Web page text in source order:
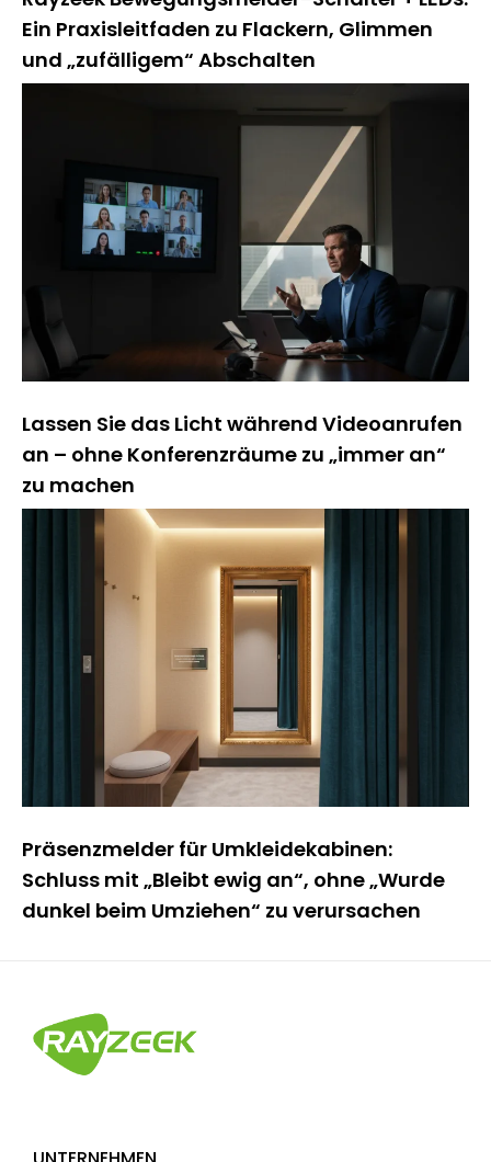
Ein Praxisleitfaden zu Flackern, Glimmen
und „zufälligem“ Abschalten
Lassen Sie das Licht während Videoanrufen
an – ohne Konferenzräume zu „immer an“
zu machen
Präsenzmelder für Umkleidekabinen:
Schluss mit „Bleibt ewig an“, ohne „Wurde
dunkel beim Umziehen“ zu verursachen